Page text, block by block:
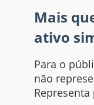
Mais
ativo
Para o
não
Representa